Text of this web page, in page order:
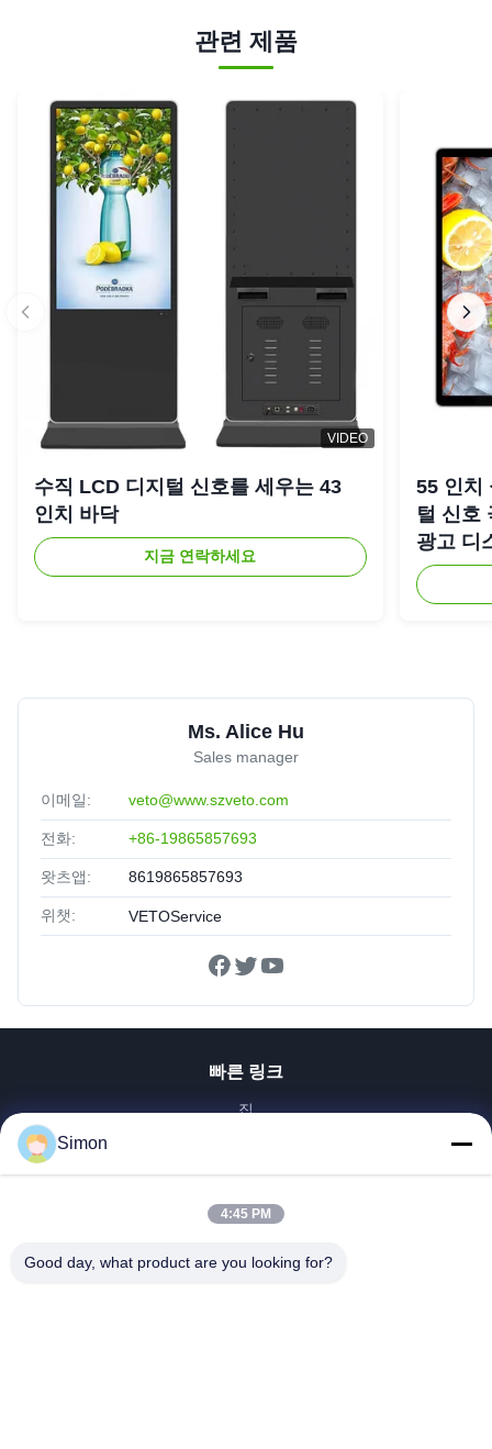
관련 제품
VIDEO
수직 LCD 디지털 신호를 세우는 43
인치 바닥
지금 연락하세요
55 인치
털 신호
광고 디
Ms. Alice Hu
Sales manager
이메일: veto@www.szveto.com
전화: +86-19865857693
왓츠앱: 8619865857693
위챗: VETOService
빠른 링크
집
비디오
우리 에 관한 것
품질 관리
Simon
4:45 PM
Good day, what product are you looking for?